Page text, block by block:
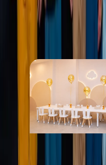
Лофт Звёзды